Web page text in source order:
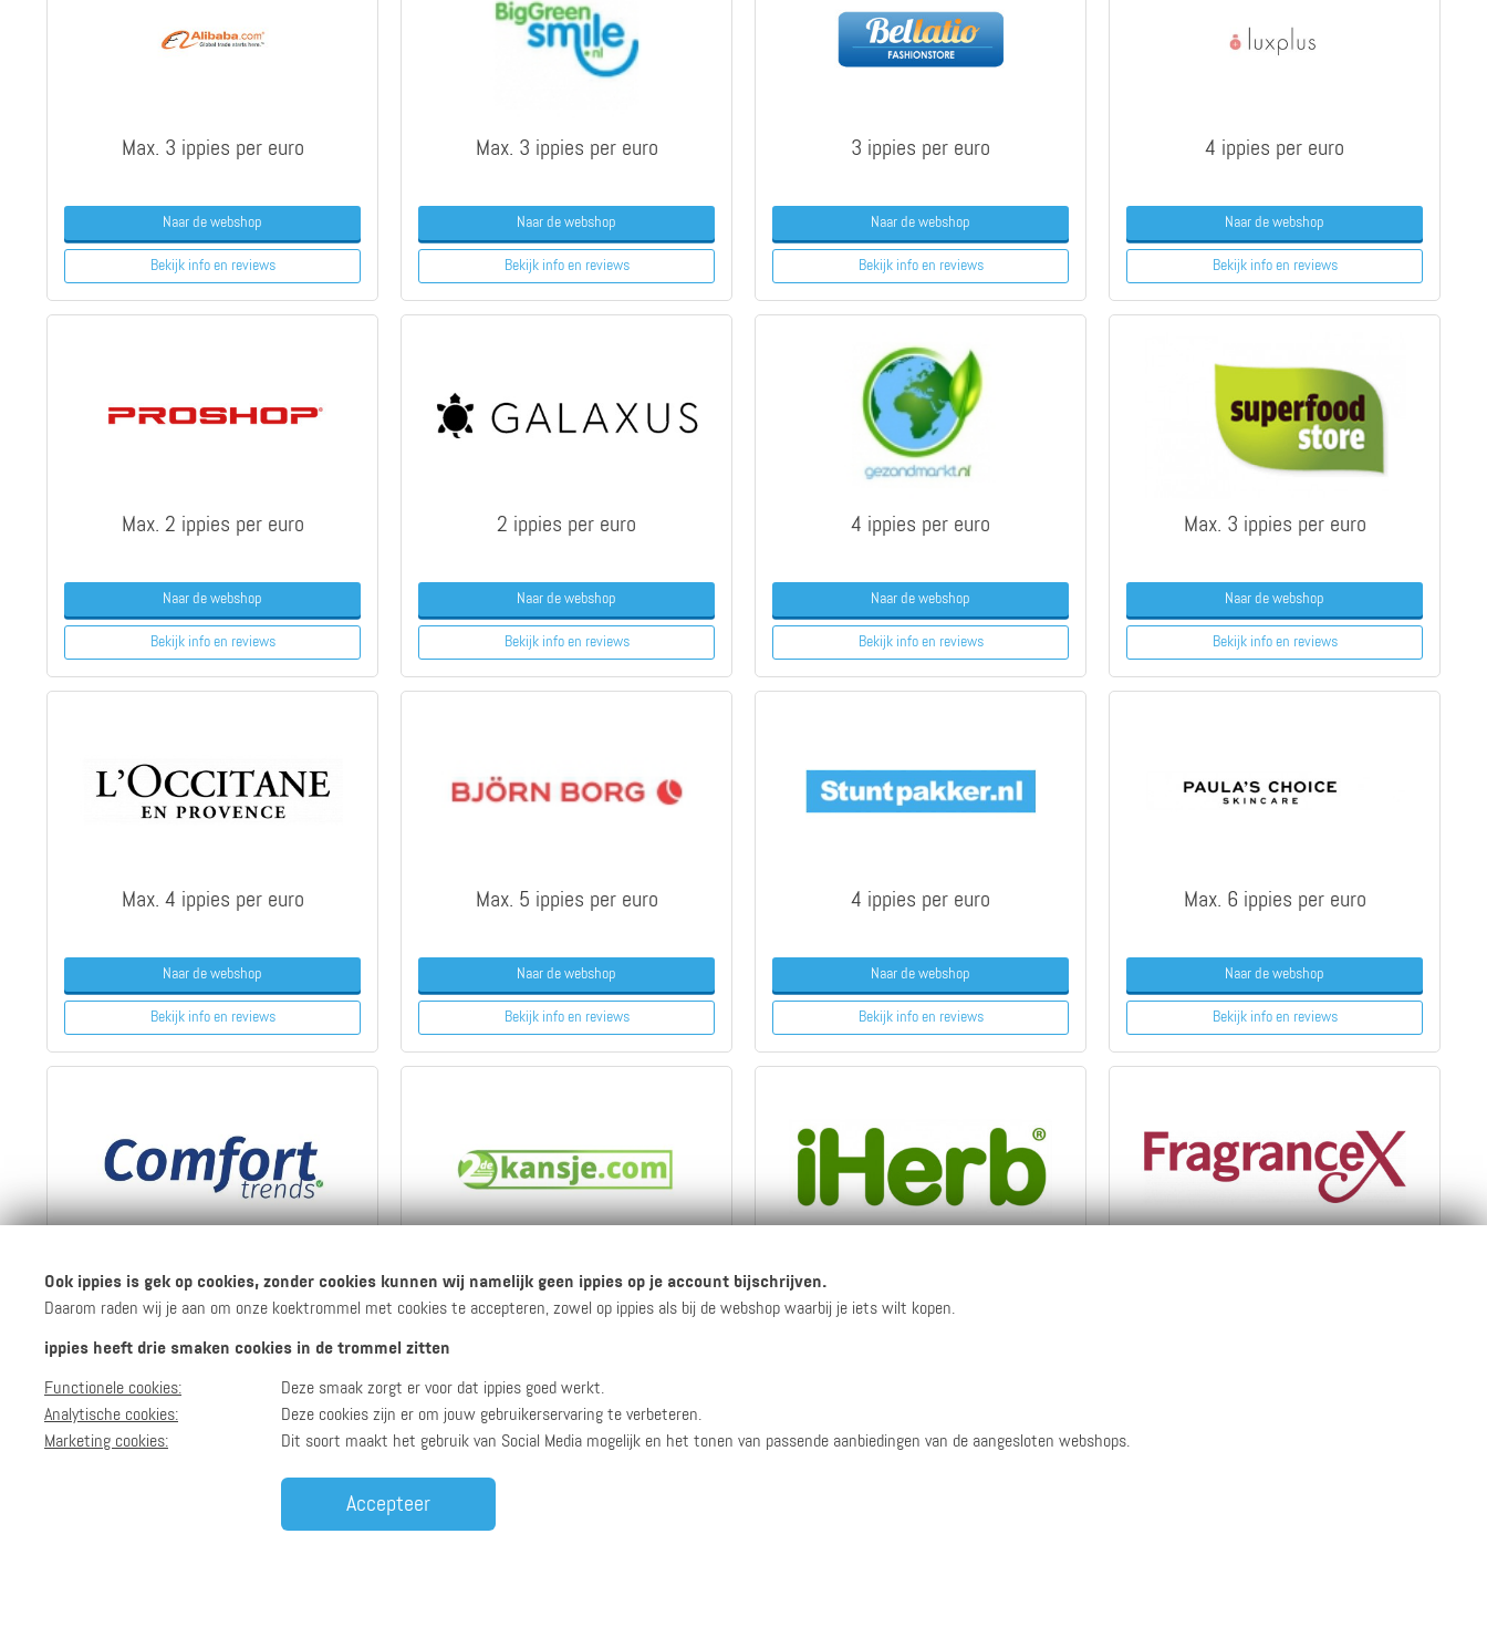
Max. 3 ippies per euro
Naar de webshop
Bekijk infoen reviews
Max. 3 ippies per euro
Naar de webshop
Bekijk infoen reviews
3 ippies per euro
Naar de webshop
Bekijk infoen reviews
4 ippies per euro
Naar de webshop
Bekijk infoen reviews
Max. 2 ippies per euro
Naar de webshop
Bekijk infoen reviews
2 ippies per euro
Naar de webshop
Bekijk infoen reviews
4 ippies per euro
Naar de webshop
Bekijk infoen reviews
Max. 3 ippies per euro
Naar de webshop
Bekijk infoen reviews
Max. 4 ippies per euro
Naar de webshop
Bekijk infoen reviews
Max. 5 ippies per euro
Naar de webshop
Bekijk infoen reviews
4 ippies per euro
Naar de webshop
Bekijk infoen reviews
Max. 6 ippies per euro
Naar de webshop
Bekijk infoen reviews
7 ippies per euro
Naar de webshop
Bekijk info
6 ippies per euro
Bekijk infoen reviews
Ook ippies is gek op cookies, zonder cookies kunnen wij namelijk geen ippies op je account bijschrijven.
Daarom raden wij je aan om onze koektrommel met cookies te accepteren, zowel op ippies als bij de webshop waarbij je iets wilt kopen.
ippies heeft drie smaken cookies in de trommel zitten
Functionele cookies:
Deze smaak zorgt er voor dat ippies goed werkt.
Analytische cookies:
Deze cookies zijn er om jouw gebruikerservaring te verbeteren.
Marketing cookies:
Dit soort maakt het gebruik van Social Media mogelijk en het tonen van passende aanbiedingen van de aangesloten webshops.
Accepteer